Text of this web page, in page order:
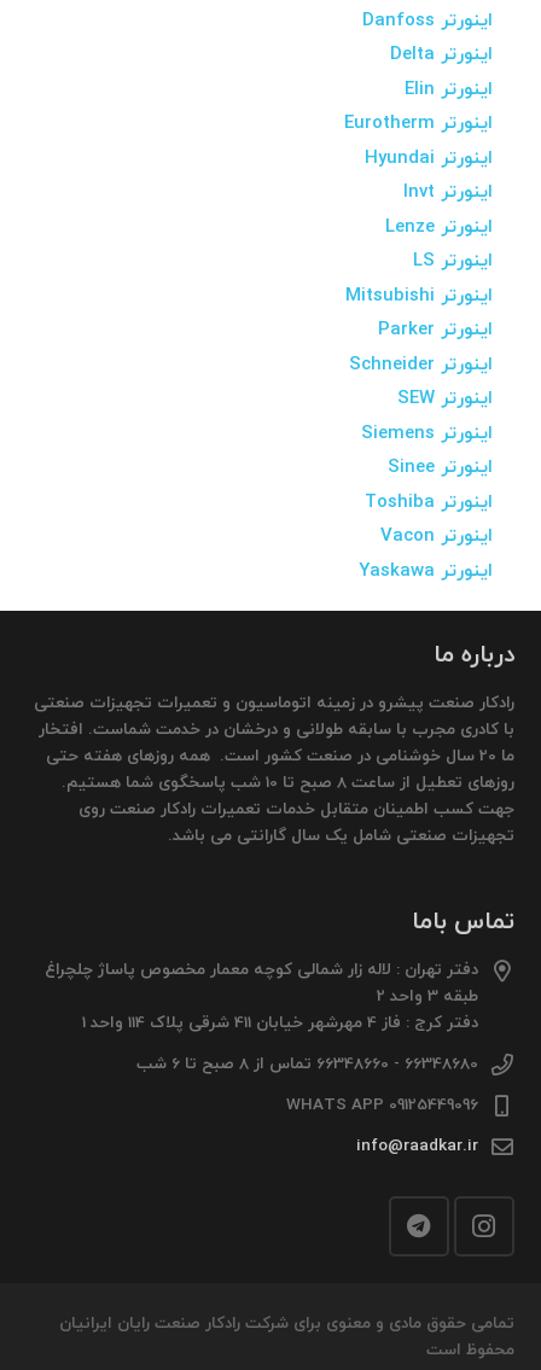
اینورتر Danfoss
اینورتر Delta
اینورتر Elin
اینورتر Eurotherm
اینورتر Hyundai
اینورتر Invt
اینورتر Lenze
اینورتر LS
اینورتر Mitsubishi
اینورتر Parker
اینورتر Schneider
اینورتر SEW
اینورتر Siemens
اینورتر Sinee
اینورتر Toshiba
اینورتر Vacon
اینورتر Yaskawa
درباره ما
رادکار صنعت پیشرو در زمینه اتوماسیون و تعمیرات تجهیزات صنعتی
با کادری مجرب با سابقه طولانی و درخشان در خدمت شماست. افتخار
ما 20 سال خوشنامی در صنعت کشور است. همه روزهای هفته حتی
روزهای تعطیل از ساعت 8 صبح تا 10 شب پاسخگوی شما هستیم.
جهت کسب اطمینان متقابل خدمات تعمیرات رادکار صنعت روی
تجهیزات صنعتی شامل یک سال گارانتی می باشد.
تماس باما
دفتر تهران : لاله زار شمالی کوچه معمار مخصوص پاساژ چلچراغ
طبقه 3 واحد 2
دفتر کرج : فاز 4 مهرشهر خیابان 411 شرقی پلاک 114 واحد 1
66348680 - 66348660 تماس از 8 صبح تا 6 شب
09125449096 WHATS APP
info@raadkar.ir
تمامی حقوق مادی و معنوی برای شرکت رادکار صنعت رایان ایرانیان
محفوظ است